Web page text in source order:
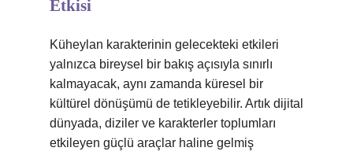
Etkisi
Küheylan karakterinin gelecekteki etkileri
yalnızca bireysel bir bakış açısıyla sınırlı
kalmayacak, aynı zamanda küresel bir
kültürel dönüşümü de tetikleyebilir. Artık dijital
dünyada, diziler ve karakterler toplumları
etkileyen güçlü araçlar haline gelmiş